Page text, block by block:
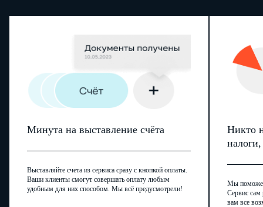
Минута на выставление счёта
Выставляйте счета из сервиса сразу с кнопкой оплаты.
Ваши клиенты смогут совершать оплату любым
удобным для них способом. Мы всё предусмотрели!
Никто
Мы
Сервис сам
вам все